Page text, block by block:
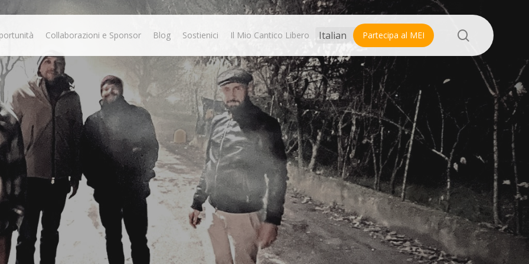
Collaborazioni e Sponsor Blog Sostienici Il Mio Cantico Libero Partecipa al MEI search